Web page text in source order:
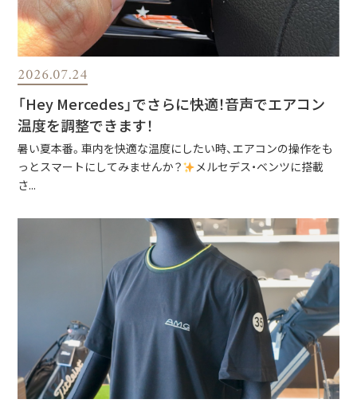
2026.07.24
「Hey Mercedes」でさらに快適！音声でエアコン
温度を調整できます！
暑い夏本番。車内を快適な温度にしたい時、エアコンの操作をも
っとスマートにしてみませんか？
メルセデス・ベンツに搭載
さ...